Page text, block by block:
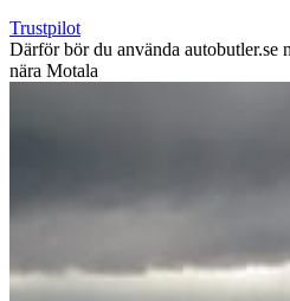
Trustpilot
Därför bör du använda autobutler.se
nära Motala